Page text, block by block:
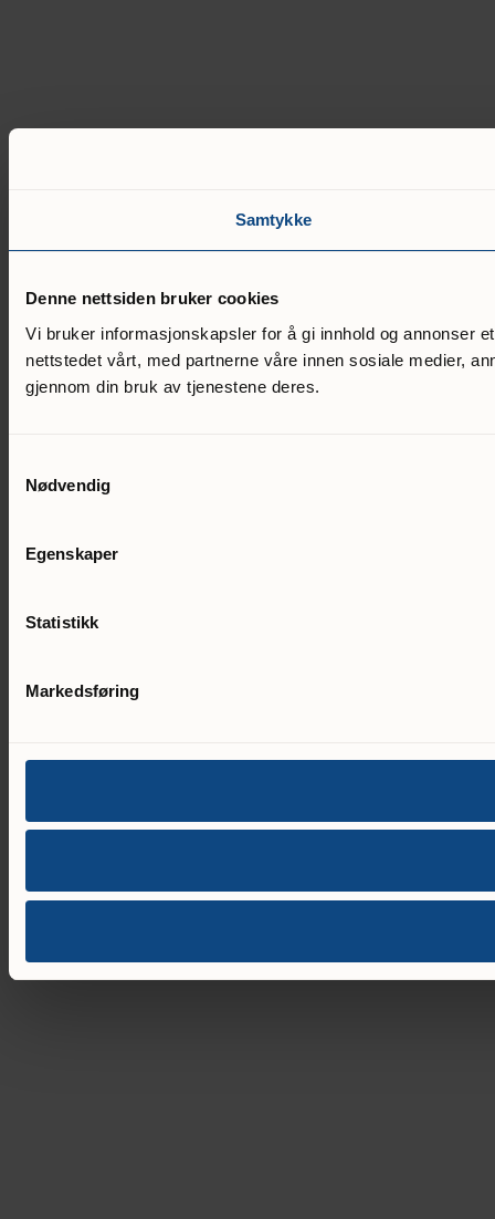
Samtykke
Denne nettsiden bruker cookies
Vi bruker informasjonskapsler for å gi innhold og annonser
nettstedet vårt, med partnerne våre innen sosiale medier,
gjennom din bruk av tjenestene deres.
Nødvendig
Egenskaper
Statistikk
Markedsføring